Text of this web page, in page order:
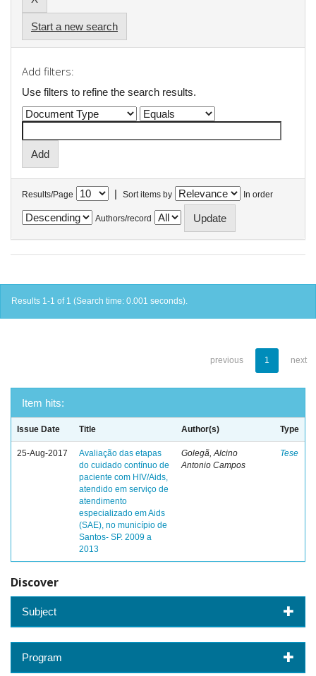
Start a new search
Add filters:
Use filters to refine the search results.
Results/Page | Sort items by In order
Authors/record
Results 1-1 of 1 (Search time: 0.001 seconds).
previous 1 next
Item hits:
Issue Date Title Author(s) Type
25-Aug-2017
Avaliação das etapas
do cuidado contínuo de
paciente com HIV/Aids,
atendido em serviço de
atendimento
especializado em Aids
(SAE), no município de
Santos- SP. 2009 a
2013
Golegã, Alcino
Antonio Campos
Tese
Discover
Subject
Program